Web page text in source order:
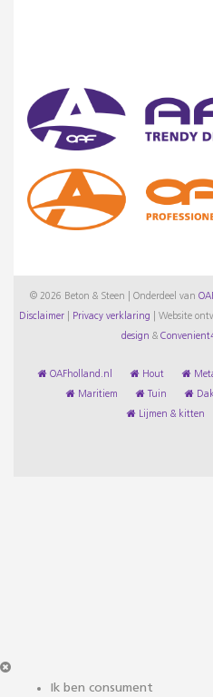
© 2026 Beton & Steen | Onderdeel van
Disclaimer Privacy verklaring Website
design &
OAFholland.nl Hout
Maritiem Tuin Dak
Lijmen & kitten
Ik ben consument